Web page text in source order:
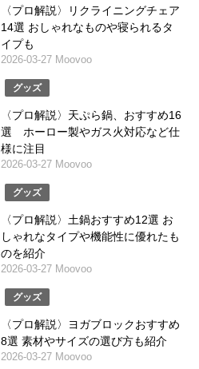
〈プロ解説〉リクライニングチェア
14選 おしゃれなものや寝られるタ
イプも
2026-03-27 Moovoo
グッズ
〈プロ解説〉天ぷら鍋、おすすめ16
選 ホーロー製やガス火対応など仕
様に注目
2026-03-27 Moovoo
グッズ
〈プロ解説〉土鍋おすすめ12選 お
しゃれなタイプや機能性に優れたも
のを紹介
2026-03-27 Moovoo
グッズ
〈プロ解説〉ヨガブロックおすすめ
8選 素材やサイズの選び方も紹介
2026-03-27 Moovoo